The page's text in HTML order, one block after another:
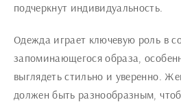
подчеркнут индивидуальность.
Одежда играет ключевую роль в
запоминающегося образа,
выглядеть стильно и уверенно.
должен быть разнообразным,